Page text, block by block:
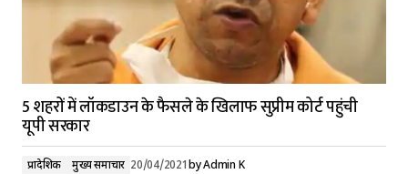
5 शहरों में लॉकडाउन के फैसले के खिलाफ सुप्रीम कोर्ट पहुंची
यूपी सरकार
प्रादेशिक मुख्य समाचार 20/04/2021byAdmin K